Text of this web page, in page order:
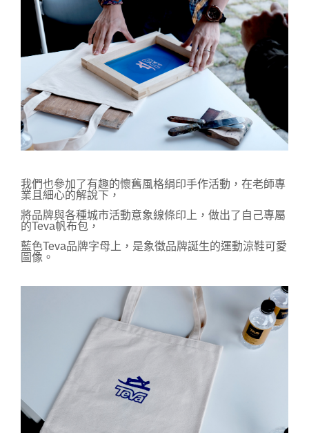
我們也參加了有趣的懷舊風格絹印手作活動， 在老師專
業且細心的解說下，
將品牌與各種城市活動意象線條印上， 做出了自己專屬
的Teva帆布包，
藍色Teva品牌字母上，是象徵品牌誕生的運動涼鞋可愛
圖像。